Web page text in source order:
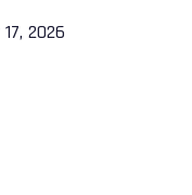
2026